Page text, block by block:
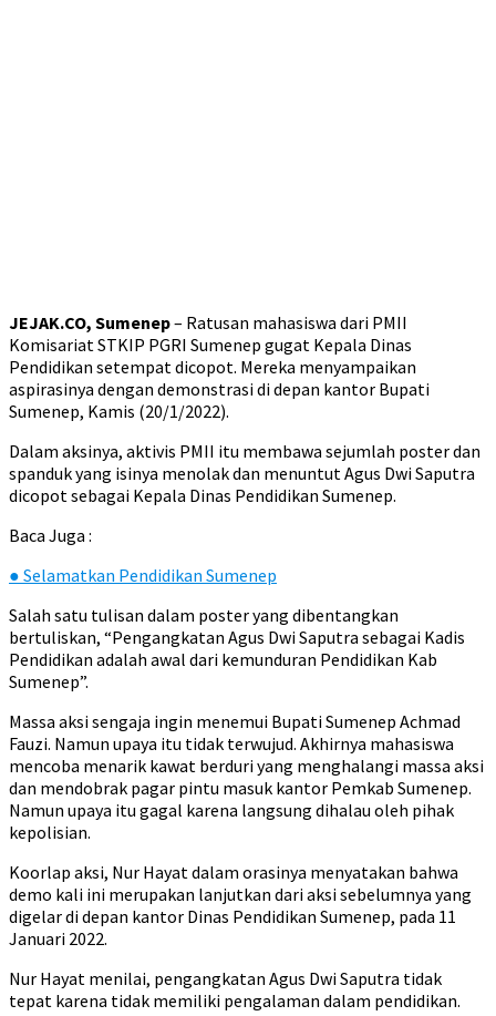
JEJAK.CO, Sumenep– Ratusan mahasiswa dari PMII
Komisariat STKIP PGRI Sumenep gugat Kepala Dinas
Pendidikan setempat dicopot. Mereka menyampaikan
aspirasinya dengan demonstrasi di depan kantor Bupati
Sumenep, Kamis (20/1/2022).
Dalam aksinya, aktivis PMII itu membawa sejumlah poster dan
spanduk yang isinya menolak dan menuntut Agus Dwi Saputra
dicopot sebagai Kepala Dinas Pendidikan Sumenep.
Baca Juga :
● Selamatkan Pendidikan Sumenep
Salah satu tulisan dalam poster yang dibentangkan
bertuliskan, “Pengangkatan Agus Dwi Saputra sebagai Kadis
Pendidikan adalah awal dari kemunduran Pendidikan Kab
Sumenep”.
Massa aksi sengaja ingin menemui Bupati Sumenep Achmad
Fauzi. Namun upaya itu tidak terwujud. Akhirnya mahasiswa
mencoba menarik kawat berduri yang menghalangi massa aksi
dan mendobrak pagar pintu masuk kantor Pemkab Sumenep.
Namun upaya itu gagal karena langsung dihalau oleh pihak
kepolisian.
Koorlap aksi, Nur Hayat dalam orasinya menyatakan bahwa
demo kali ini merupakan lanjutkan dari aksi sebelumnya yang
digelar di depan kantor Dinas Pendidikan Sumenep, pada 11
Januari 2022.
Nur Hayat menilai, pengangkatan Agus Dwi Saputra tidak
tepat karena tidak memiliki pengalaman dalam pendidikan.